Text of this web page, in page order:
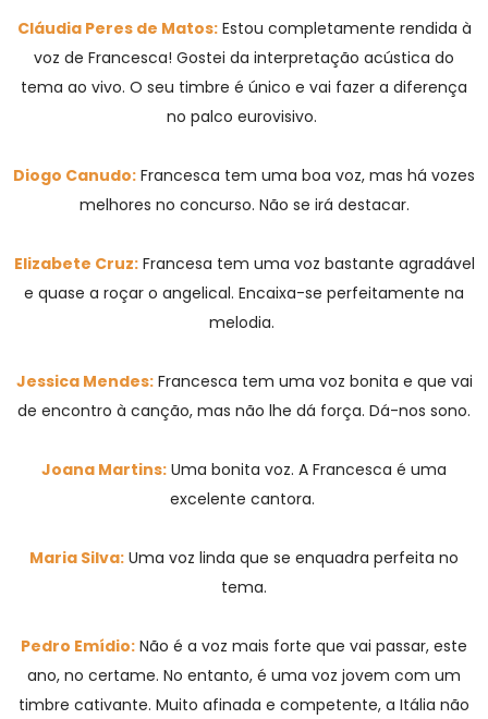
Cláudia Peres de Matos:Estou completamente rendida à
voz de Francesca! Gostei da interpretação acústica do
tema ao vivo. O seu timbre é único e vai fazer a diferença
no palco eurovisivo.
Diogo Canudo: Francesca tem uma boa voz, mas há vozes
melhores no concurso. Não se irá destacar.
Elizabete Cruz:Francesa tem uma voz bastante agradável
e quase a roçar o angelical. Encaixa-se perfeitamente na
melodia.
Jessica Mendes:Francesca tem uma voz bonita e que vai
de encontro à canção, mas não lhe dá força. Dá-nos sono.
Joana Martins: Uma bonita voz. A Francesca é uma
excelente cantora.
Maria Silva: Uma voz linda que se enquadra perfeita no
tema.
Pedro Emídio: Não é a voz mais forte que vai passar, este
ano, no certame. No entanto, é uma voz jovem com um
timbre cativante. Muito afinada e competente, a Itália não